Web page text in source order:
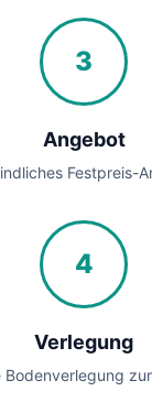
3
Angebot
Festpreis-
4
Verlegung
Bodenverlegung